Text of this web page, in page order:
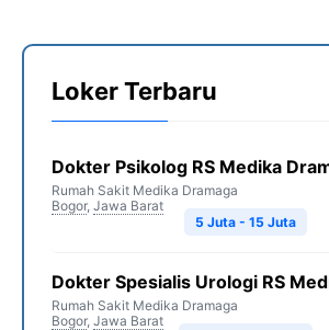
Loker Terbaru
Dokter Psikolog RS Medika
Rumah Sakit Medika Dramaga
Bogor, Jawa Barat
5 Juta - 15 Juta
Dokter Spesialis Urologi RS
Rumah Sakit Medika Dramaga
Bogor, Jawa Barat